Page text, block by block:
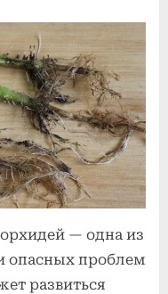
— одна из
опасных проблем
развиться